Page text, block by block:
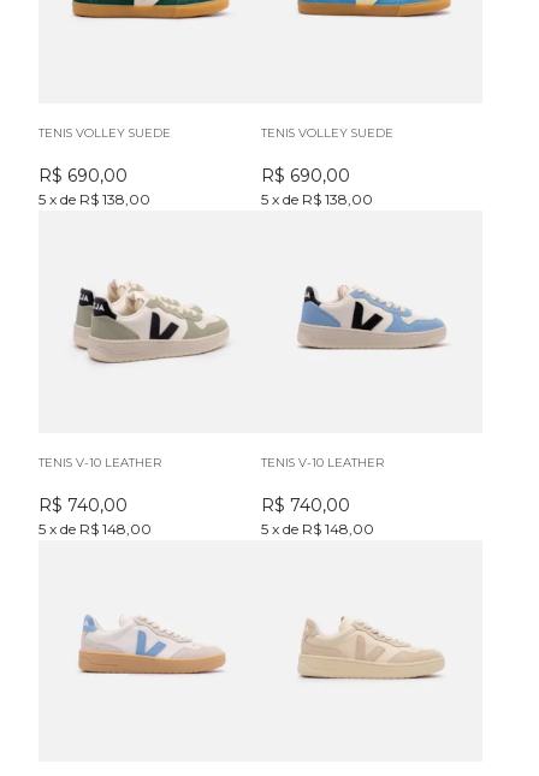
TENIS VOLLEY SUEDE
R$ 690,00
5 x de R$ 138,00
TENIS VOLLEY SUEDE
R$ 690,00
5 x de R$ 138,00
TENIS V-10 LEATHER
R$ 740,00
5 x de R$ 148,00
TENIS V-10 LEATHER
R$ 740,00
5 x de R$ 148,00